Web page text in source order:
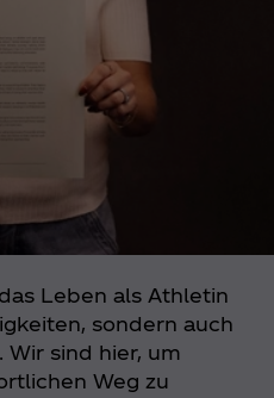
Leben als Athletin
sondern auch
sind hier, um
Weg zu